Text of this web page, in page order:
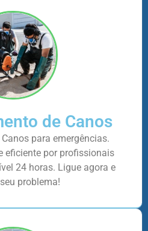
de Canos
para emergências.
eficiente por profissionais
24 horas. Ligue agora e
problema!